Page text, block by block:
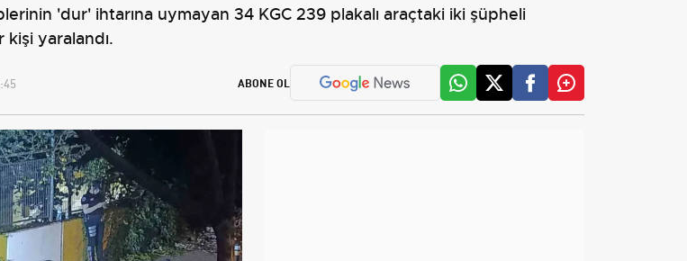
'dur' ihtarına uymayan 34 KGC 239 plakalı araçtaki iki şüpheli
yaralandı.
ABONE OL